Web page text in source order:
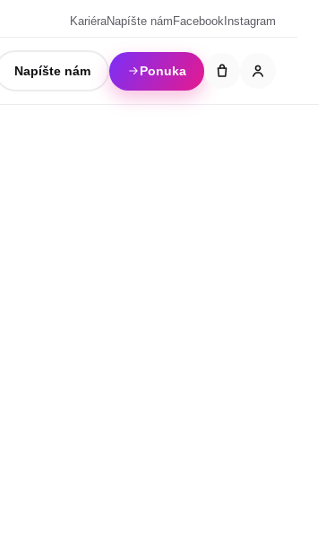
KariéraNapíšte nám Facebook Instagram
Napíšte nám Ponuka